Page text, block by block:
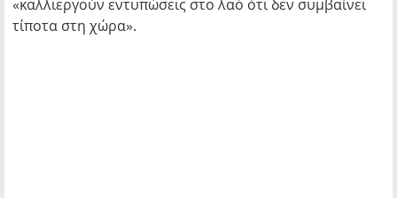
«καλλιεργούν εντυπώσεις στο λαό ότι δεν συμβαίνει
τίποτα στη χώρα».